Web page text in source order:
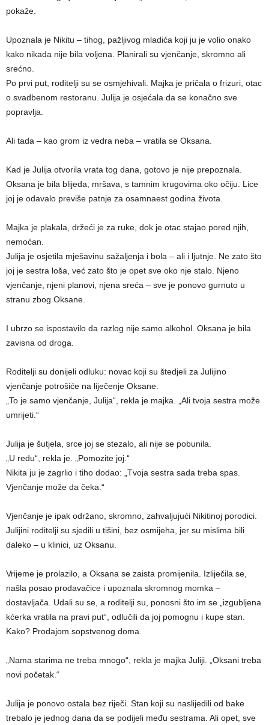
pokaže.
Upoznala je Nikitu – tihog, pažljivog mladića koji ju je volio onako
kako nikada nije bila voljena. Planirali su vjenčanje, skromno ali
srećno.
Po prvi put, roditelji su se osmjehivali. Majka je pričala o frizuri, otac
o svadbenom restoranu. Julija je osjećala da se konačno sve
popravlja.
Ali tada – kao grom iz vedra neba – vratila se Oksana.
Kad je Julija otvorila vrata tog dana, gotovo je nije prepoznala.
Oksana je bila blijeda, mršava, s tamnim krugovima oko očiju. Lice
joj je odavalo previše patnje za osamnaest godina života.
Majka je plakala, držeći je za ruke, dok je otac stajao pored njih,
nemoćan.
Julija je osjetila mješavinu sažaljenja i bola – ali i ljutnje. Ne zato što
joj je sestra loša, već zato što je opet sve oko nje stalo. Njeno
vjenčanje, njeni planovi, njena sreća – sve je ponovo gurnuto u
stranu zbog Oksane.
I ubrzo se ispostavilo da razlog nije samo alkohol. Oksana je bila
zavisna od droga.
Roditelji su donijeli odluku: novac koji su štedjeli za Julijino
vjenčanje potrošiće na liječenje Oksane.
„To je samo vjenčanje, Julija“, rekla je majka. „Ali tvoja sestra može
umrijeti.“
Julija je šutjela, srce joj se stezalo, ali nije se pobunila.
„U redu“, rekla je. „Pomozite joj.“
Nikita ju je zagrlio i tiho dodao: „Tvoja sestra sada treba spas.
Vjenčanje može da čeka.“
Vjenčanje je ipak održano, skromno, zahvaljujući Nikitinoj porodici.
Julijini roditelji su sjedili u tišini, bez osmijeha, jer su mislima bili
daleko – u klinici, uz Oksanu.
Vrijeme je prolazilo, a Oksana se zaista promijenila. Izliječila se,
našla posao prodavačice i upoznala skromnog momka –
dostavljača. Udali su se, a roditelji su, ponosni što im se „izgubljena
kćerka vratila na pravi put“, odlučili da joj pomognu i kupe stan.
Kako? Prodajom sopstvenog doma.
„Nama starima ne treba mnogo“, rekla je majka Juliji. „Oksani treba
novi početak.“
Julija je ponovo ostala bez riječi. Stan koji su naslijedili od bake
trebalo je jednog dana da se podijeli među sestrama. Ali opet, sve